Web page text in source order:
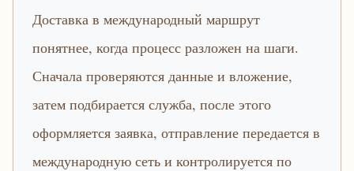
Доставка в международный маршрут
понятнее, когда процесс разложен на шаги.
Сначала проверяются данные и вложение,
затем подбирается служба, после этого
оформляется заявка, отправление передается в
международную сеть и контролируется по